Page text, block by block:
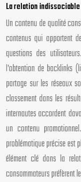
La relation
Un contenu de qualité
contenus qui apportent
questions des
l’obtention de backlinks
partage sur les réseaux
classement dans les
internautes accordent
un contenu
problématique précise est
élément clé dans la
consommateurs préfèrent